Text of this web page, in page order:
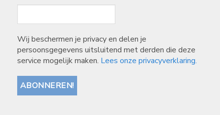
Wij beschermen je privacy en delen je
persoonsgegevens uitsluitend met derden die deze
service mogelijk maken. Lees onze privacyverklaring.